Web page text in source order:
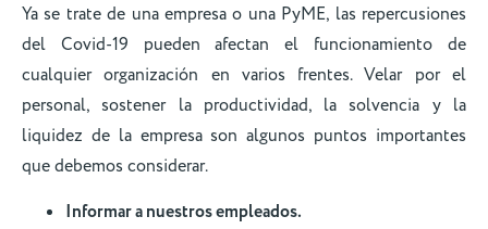
Ya se trate de una empresa o una PyME, las repercusiones
del Covid-19 pueden afectan el funcionamiento de
cualquier organización en varios frentes. Velar por el
personal, sostener la productividad, la solvencia y la
liquidez de la empresa son algunos puntos importantes
que debemos considerar.
Informar a nuestros empleados.